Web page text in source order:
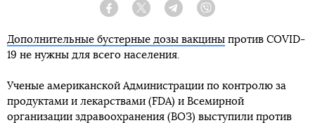
Facebook Twitter Telegram
Дополнительные бустерные дозы вакцины против COVID-
19 не нужны для всего населения.
Ученые американской Администрации по контролю за
продуктами и лекарствами (FDA) и Всемирной
организации здравоохранения (ВОЗ) выступили против